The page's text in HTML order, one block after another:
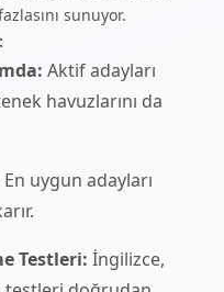
sunuyor.
Aktif adayları
havuzlarını da
En uygun adayları
Testleri: İngilizce,